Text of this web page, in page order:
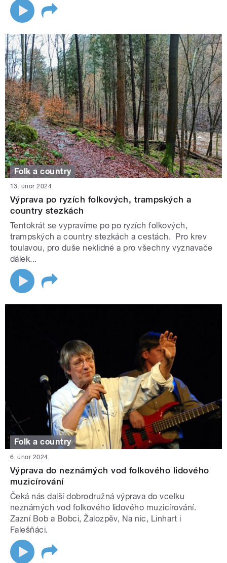
Folk a country
13. únor 2024
Výprava po ryzích folkových, trampských a
country stezkách
Tentokrát se vypravíme po po ryzích folkových,
trampských a country stezkách a cestách. Pro krev
toulavou, pro duše neklidné a pro všechny vyznavače
dálek...
Folk a country
6. únor 2024
Výprava do neznámých vod folkového lidového
muzicírování
Čeká nás další dobrodružná výprava do vcelku
neznámých vod folkového lidového muzicírování.
Zazní Bob a Bobci, Žalozpěv, Na nic, Linhart i
Falešňáci.